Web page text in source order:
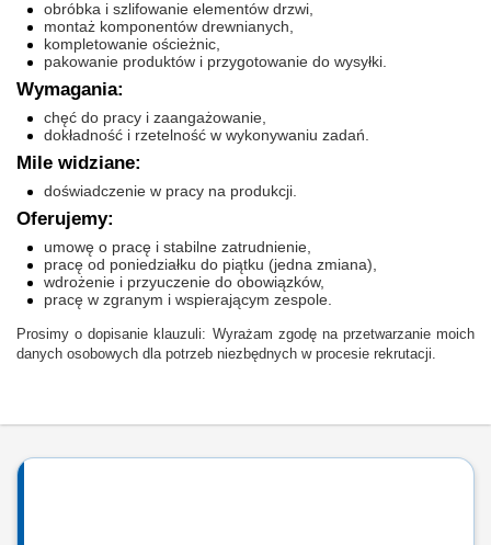
obróbka i szlifowanie elementów drzwi,
montaż komponentów drewnianych,
kompletowanie ościeżnic,
pakowanie produktów i przygotowanie do wysyłki.
Wymagania:
chęć do pracy i zaangażowanie,
dokładność i rzetelność w wykonywaniu zadań.
Mile widziane:
doświadczenie w pracy na produkcji.
Oferujemy:
umowę o pracę i stabilne zatrudnienie,
pracę od poniedziałku do piątku (jedna zmiana),
wdrożenie i przyuczenie do obowiązków,
pracę w zgranym i wspierającym zespole.
Prosimy o dopisanie klauzuli: Wyrażam zgodę na przetwarzanie moich
danych osobowych dla potrzeb niezbędnych w procesie rekrutacji.